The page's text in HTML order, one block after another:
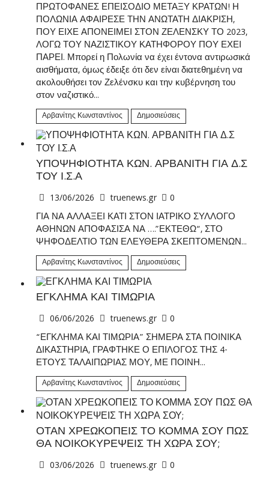
ΠΡΩΤΟΦΑΝΕΣ ΕΠΕΙΣΟΔΙΟ ΜΕΤΑΞΥ ΚΡΑΤΩΝ! Η
ΠΟΛΩΝΙΑ ΑΦΑΙΡΕΣΕ ΤΗΝ ΑΝΩΤΑΤΗ ΔΙΑΚΡΙΣΗ,
ΠΟΥ ΕΙΧΕ ΑΠΟΝΕΙΜΕΙ ΣΤΟΝ ΖΕΛΕΝΣΚΥ ΤΟ 2023,
ΛΟΓΩ ΤΟΥ ΝΑΖΙΣΤΙΚΟΥ ΚΑΤΗΦΟΡΟΥ ΠΟΥ ΕΧΕΙ
ΠΑΡΕΙ. Μπορεί η Πολωνία να έχει έντονα αντιρωσικά
αισθήματα, όμως έδειξε ότι δεν είναι διατεθημένη να
ακολουθήσει τον Ζελένσκυ και την κυβέρνηση του
στον ναζιστικό...
Αρβανίτης Κωνσταντίνος Δημοσιεύσεις
ΥΠΟΨΗΦΙΟΤΗΤΑ ΚΩΝ. ΑΡΒΑΝΙΤΗ ΓΙΑ Δ.Σ
ΤΟΥ Ι.Σ.Α
13/06/2026 truenews.gr
0
ΓΙΑ ΝΑ ΑΛΛΑΞΕΙ ΚΑΤΙ ΣΤΟΝ ΙΑΤΡΙΚΟ ΣΥΛΛΟΓΟ
ΑΘΗΝΩΝ ΑΠΟΦΑΣΙΣΑ ΝΑ ….”ΕΚΤΕΘΩ“, ΣΤΟ
ΨΗΦΟΔΕΛΤΙΟ ΤΩΝ ΕΛΕΥΘΕΡΑ ΣΚΕΠΤΟΜΕΝΩΝ...
Αρβανίτης Κωνσταντίνος Δημοσιεύσεις
ΕΓΚΛΗΜΑ ΚΑΙ ΤΙΜΩΡΙΑ
06/06/2026 truenews.gr
0
“ΕΓΚΛΗΜΑ ΚΑΙ ΤΙΜΩΡΙΑ” ΣΗΜΕΡΑ ΣΤΑ ΠΟΙΝΙΚΑ
ΔΙΚΑΣΤΗΡΙΑ, ΓΡΑΦΤΗΚΕ Ο ΕΠΙΛΟΓΟΣ ΤΗΣ 4-
ΕΤΟΥΣ ΤΑΛΑΙΠΩΡΙΑΣ ΜΟΥ, ΜΕ ΠΟΙΝΗ...
Αρβανίτης Κωνσταντίνος Δημοσιεύσεις
ΟΤΑΝ ΧΡΕΩΚΟΠΕΙΣ ΤΟ ΚΟΜΜΑ ΣΟΥ ΠΩΣ
ΘΑ ΝΟΙΚΟΚΥΡΕΨΕΙΣ ΤΗ ΧΩΡΑ ΣΟΥ;
03/06/2026 truenews.gr
0